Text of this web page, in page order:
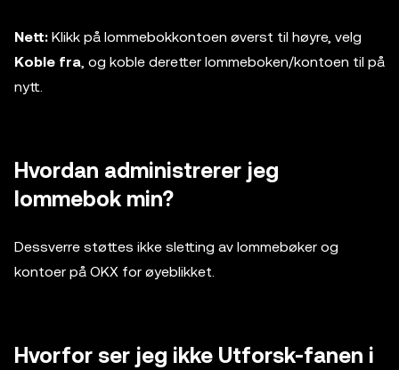
Nett: Klikk på lommebokkontoen øverst til høyre, velg
Koble fra , og koble deretter lommeboken/kontoen til på
nytt.
Hvordan administrerer jeg
lommebok min?
Dessverre støttes ikke sletting av lommebøker og
kontoer på OKX for øyeblikket.
Hvorfor ser jeg ikke Utforsk-fanen i